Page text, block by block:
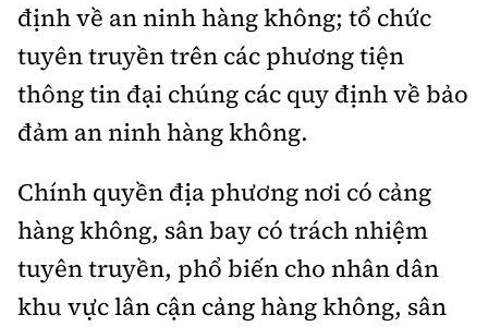
định về an ninh hàng không; tổ chức
tuyên truyền trên các phương tiện
thông tin đại chúng các quy định về bảo
đảm an ninh hàng không.
Chính quyền địa phương nơi có cảng
hàng không, sân bay có trách nhiệm
tuyên truyền, phổ biến cho nhân dân
khu vực lân cận cảng hàng không, sân